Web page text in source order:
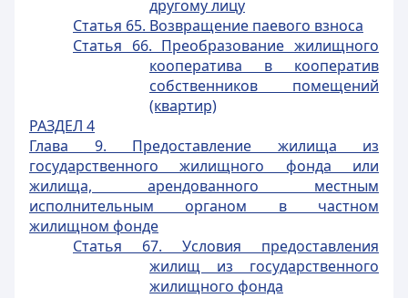
другому лицу
Статья 65. Возвращение паевого взноса
Статья 66. Преобразование жилищного
кооператива в кооператив
собственников помещений
(квартир)
РАЗДЕЛ 4
Глава 9. Предоставление жилища из
государственного жилищного фонда или
жилища, арендованного местным
исполнительным органом в частном
жилищном фонде
Статья 67. Условия предоставления
жилищ из государственного
жилищного фонда